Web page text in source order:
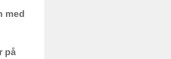
med
på